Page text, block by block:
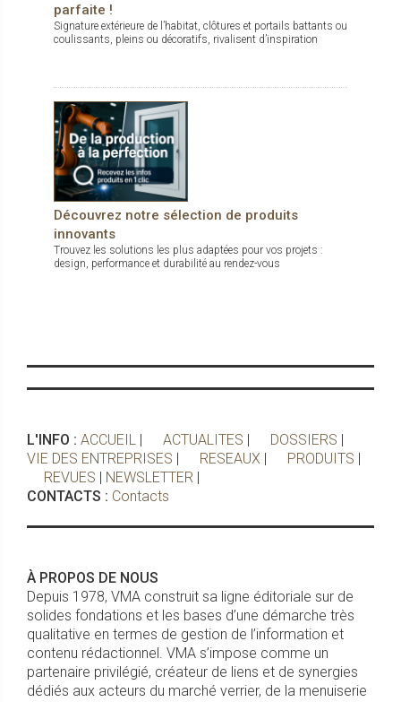
parfaite !
Signature extérieure de l’habitat, clôtures et portails battants ou
coulissants, pleins ou décoratifs, rivalisent d’inspiration
Découvrez notre sélection de produits
innovants
Trouvez les solutions les plus adaptées pour vos projets :
design, performance et durabilité au rendez-vous
L'INFO : ACCUEIL | ACTUALITES | DOSSIERS |
VIE DES ENTREPRISES | RESEAUX | PRODUITS |
REVUES | NEWSLETTER |
CONTACTS : Contacts
À PROPOS DE NOUS
Depuis 1978, VMA construit sa ligne éditoriale sur de
solides fondations et les bases d’une démarche très
qualitative en termes de gestion de l’information et
contenu rédactionnel. VMA s’impose comme un
partenaire privilégié, créateur de liens et de synergies
dédiés aux acteurs du marché verrier, de la menuiserie